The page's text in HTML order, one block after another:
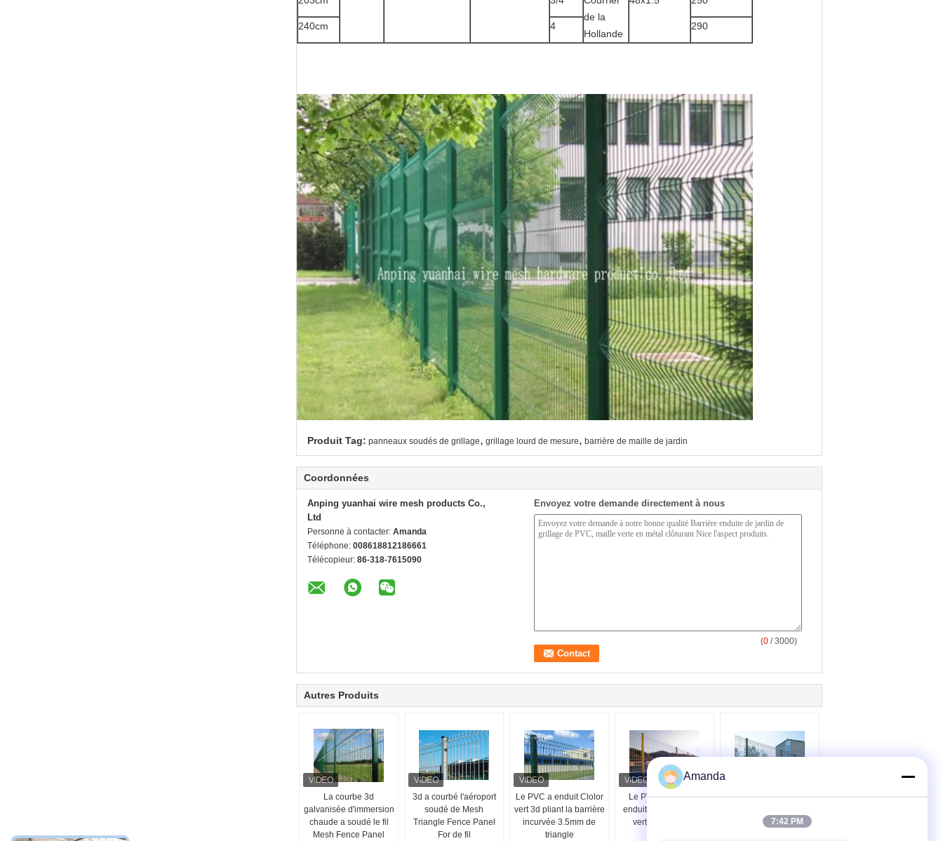
de la
Hollande
240cm 4 290
Produit Tag: panneaux soudés de grillage, grillage lourd de mesure, barrière de maille de jardin
Coordonnées
Anping yuanhai wire mesh products Co.,
Ltd
Personne à contacter: Amanda
Téléphone: 008618812186661
Télécopieur: 86-318-7615090
Envoyez votre demande directement à nous
(0 / 3000)
Autres Produits
La courbe 3d
galvanisée d'immersion
chaude a soudé le fil
Mesh Fence Panel
3d a courbé l'aéroport
soudé de Mesh
Triangle Fence Panel
For de fil
Le PVC a enduit Clolor
vert 3d pliant la barrière
incurvée 3.5mm de
triangle
Le PVC de jardin a
enduit 3d le fil incurvé
vert Mesh Fence
Le PVC galvanisé
barrière de
Amanda
7:42 PM